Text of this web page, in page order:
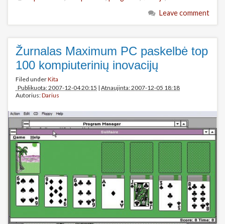
Leave comment
Žurnalas Maximum PC paskelbė top
100 kompiuterinių inovacijų
Filed underKita
Publikuota: 2007-12-04 20:15 | Atnaujinta: 2007-12-05 18:18
Autorius:Darius